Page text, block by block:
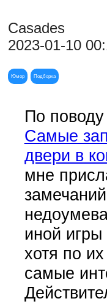
Casades
2023-01-10
Юмор Подборка
По
Самые
двери в
мне
иной
хотя по
самые